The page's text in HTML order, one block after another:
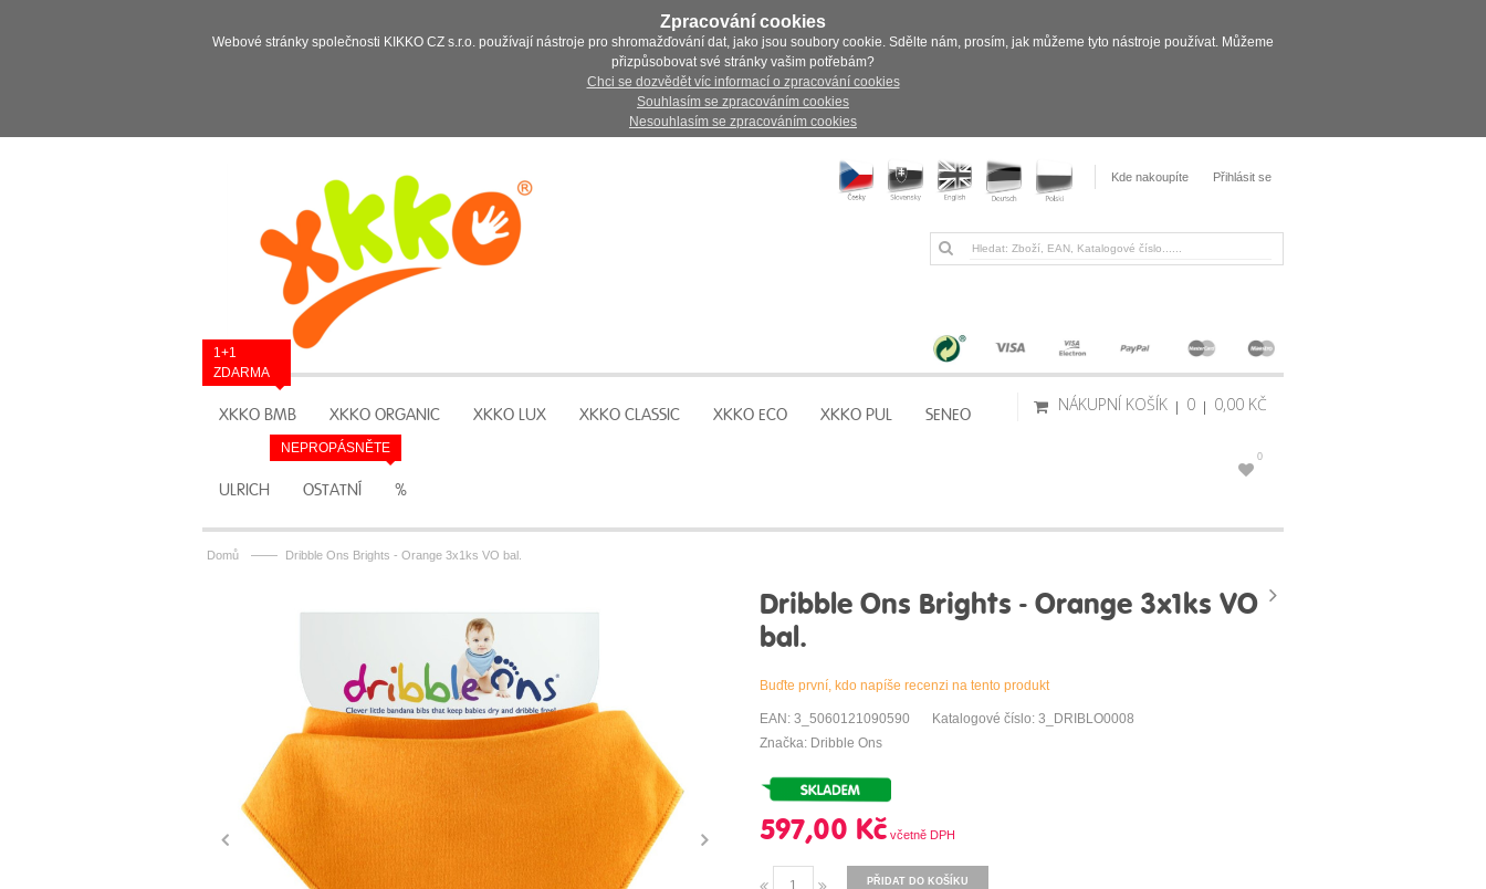
Zpracování cookies
Webové stránky společnosti KIKKO CZ s.r.o. používají nástroje pro shromažďování dat, jako jsou soubory cookie. Sdělte nám, prosím, jak můžeme tyto nástroje používat. Můžeme
přizpůsobovat své stránky vašim potřebám?
Chci se dozvědět víc informací o zpracování cookies
Souhlasím se zpracováním cookies
Nesouhlasím se zpracováním cookies
Kde nakoupíte Přihlásit se
XKKO BMB
1+1
ZDARMA
XKKO ORGANIC XKKO LUX XKKO CLASSIC XKKO ECO XKKO PUL SENEO
ULRICH OSTATNÍ %
NEPROPÁSNĚTE
NÁKUPNÍ KOŠÍK 0 0,00 KČ
0
Domů —— Dribble Ons Brights - Orange 3x1ks VO bal.
Dribble Ons Brights - Orange 3x1ks VO
bal.
Buďte první, kdo napíše recenzi na tento produkt
EAN: 3_5060121090590
Katalogové číslo: 3_DRIBLO0008
Značka: Dribble Ons
597,00 Kč
PŘIDAT DO KOŠÍKU